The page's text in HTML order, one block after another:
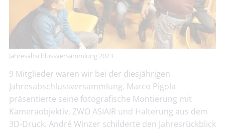
Jahresabschlussversammlung 2023
9 Mitglieder waren wir bei der diesjährigen
Jahresabschlussversammlung. Marco Pigola
präsentierte seine fotografische Montierung mit
Kameraobjektiv, ZWO ASIAIR und Halterung aus dem
3D-Druck. André Winzer schilderte den Jahresrückblick